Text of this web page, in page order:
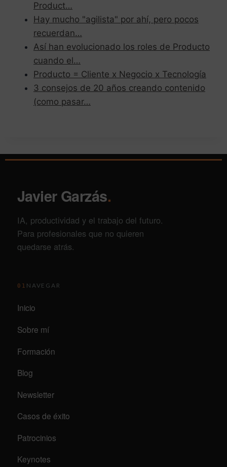
Product…
Hay mucho "agilista" por ahí, pero pocos
recuerdan…
Así han evolucionado los roles de Producto
cuando el…
Producto = Cliente x Negocio x Tecnología
3 consejos de 20 años creando contenido
(como pasar…
Javier Garzás.
IA, productividad y el trabajo del futuro.
Para profesionales que no quieren
quedarse atrás.
01 NAVEGAR
Inicio
Sobre mí
Formación
Blog
Newsletter
Casos de éxito
Patrocinios
Keynotes